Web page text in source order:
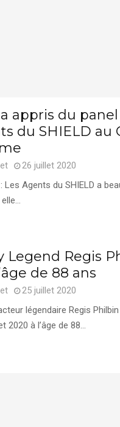
a appris du
du SHIELD au
26 juillet 2020
Les Agents du SHIELD a
Legend Regis
de 88 ans
25 juillet 2020
légendaire Regis
2020 à l’âge de 88...